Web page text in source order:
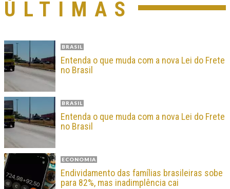
ÚLTIMAS
BRASIL
Entenda o que muda com a nova Lei do Frete
no Brasil
BRASIL
Entenda o que muda com a nova Lei do Frete
no Brasil
ECONOMIA
Endividamento das famílias brasileiras sobe
para 82%, mas inadimplência cai